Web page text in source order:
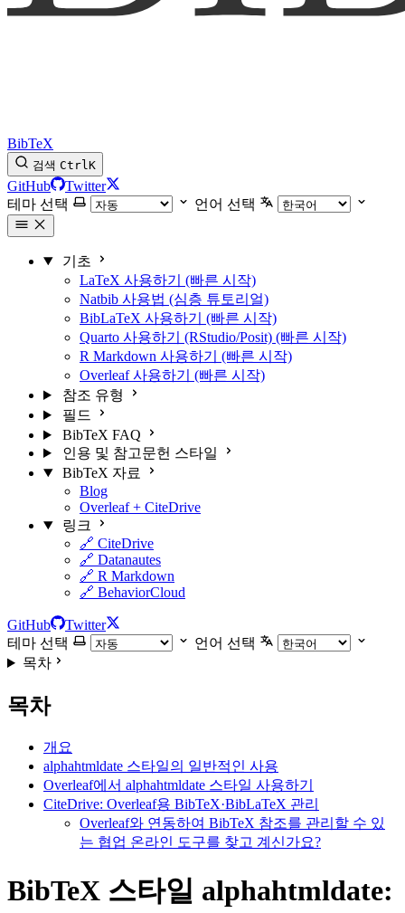
BibTeX
검색 CtrlK
GitHub
Twitter
테마 선택
언어 선택
기초
LaTeX 사용하기 (빠른 시작)
Natbib 사용법 (심층 튜토리얼)
BibLaTeX 사용하기 (빠른 시작)
Quarto 사용하기 (RStudio/Posit) (빠른 시작)
R Markdown 사용하기 (빠른 시작)
Overleaf 사용하기 (빠른 시작)
참조 유형
필드
BibTeX FAQ
인용 및 참고문헌 스타일
BibTeX 자료
Blog
Overleaf + CiteDrive
링크
🔗 CiteDrive
🔗 Datanautes
🔗 R Markdown
🔗 BehaviorCloud
GitHub
Twitter
테마 선택
언어 선택
목차
목차
개요
alphahtmldate 스타일의 일반적인 사용
Overleaf에서 alphahtmldate 스타일 사용하기
CiteDrive: Overleaf용 BibTeX·BibLaTeX 관리
Overleaf와 연동하여 BibTeX 참조를 관리할 수 있
는 협업 온라인 도구를 찾고 계신가요?
BibTeX 스타일 alphahtmldate: